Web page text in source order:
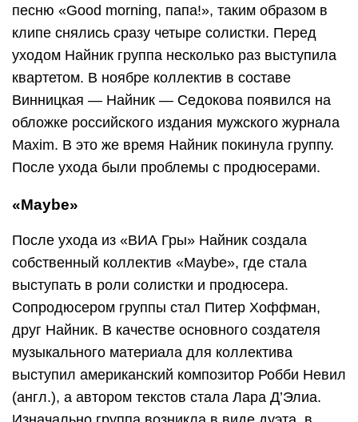
песню «Good morning, папа!», таким образом в
клипе снялись сразу четыре солистки. Перед
уходом Найник группа несколько раз выступила
квартетом. В ноябре коллектив в составе
Винницкая — Найник — Седокова появился на
обложке российского издания мужского журнала
Maxim. В это же время Найник покинула группу.
После ухода были проблемы с продюсерами.
«Maybe»
После ухода из «ВИА Гры» Найник создала
собственный коллектив «Maybe», где стала
выступать в роли солистки и продюсера.
Сопродюсером группы стал Питер Хоффман,
друг Найник. В качестве основного создателя
музыкального материала для коллектива
выступил американский композитор Робби Невил
(англ.), а автором текстов стала Лара Д’Элиа.